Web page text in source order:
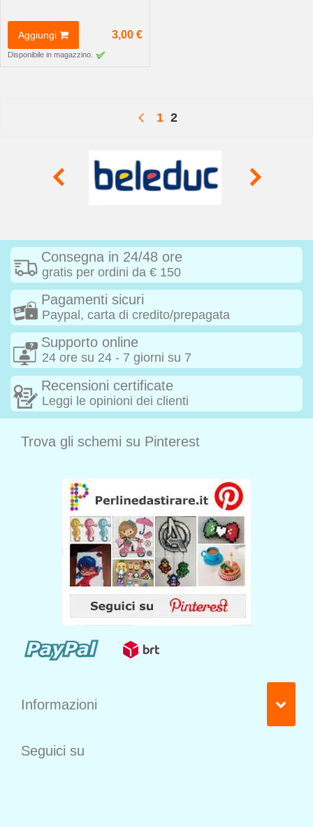
Aggiungi 3,00 €
Disponibile in magazzino.
PaginaPagina
Precedente
Pagina
1 Attualmente stai
2
Consegna in 24/48 ore
gratis per ordini da € 150
Pagamenti sicuri
Paypal, carta di credito/prepagata
Supporto online
24 ore su 24 - 7 giorni su 7
Recensioni certificate
Leggi le opinioni dei clienti